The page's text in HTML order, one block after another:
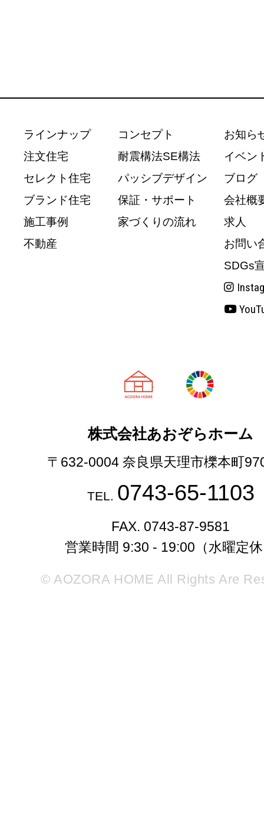
ラインナップ
注文住宅
セレクト住宅
ブランド住宅
施工事例
不動産
コンセプト
耐震構法SE構法
パッシブデザイン
保証・サポート
家づくりの流れ
お知ら
イベン
ブログ
会社概
求人
お問い
SDGs
天理市の注文
株式会社あおぞらホーム
〒632-0004 奈良県天理市櫟本町
TEL. 0743-65-1103
FAX. 0743-87-9581
営業時間 9:30 - 19:00（水曜定
© AOZORA HOME All Rights Are